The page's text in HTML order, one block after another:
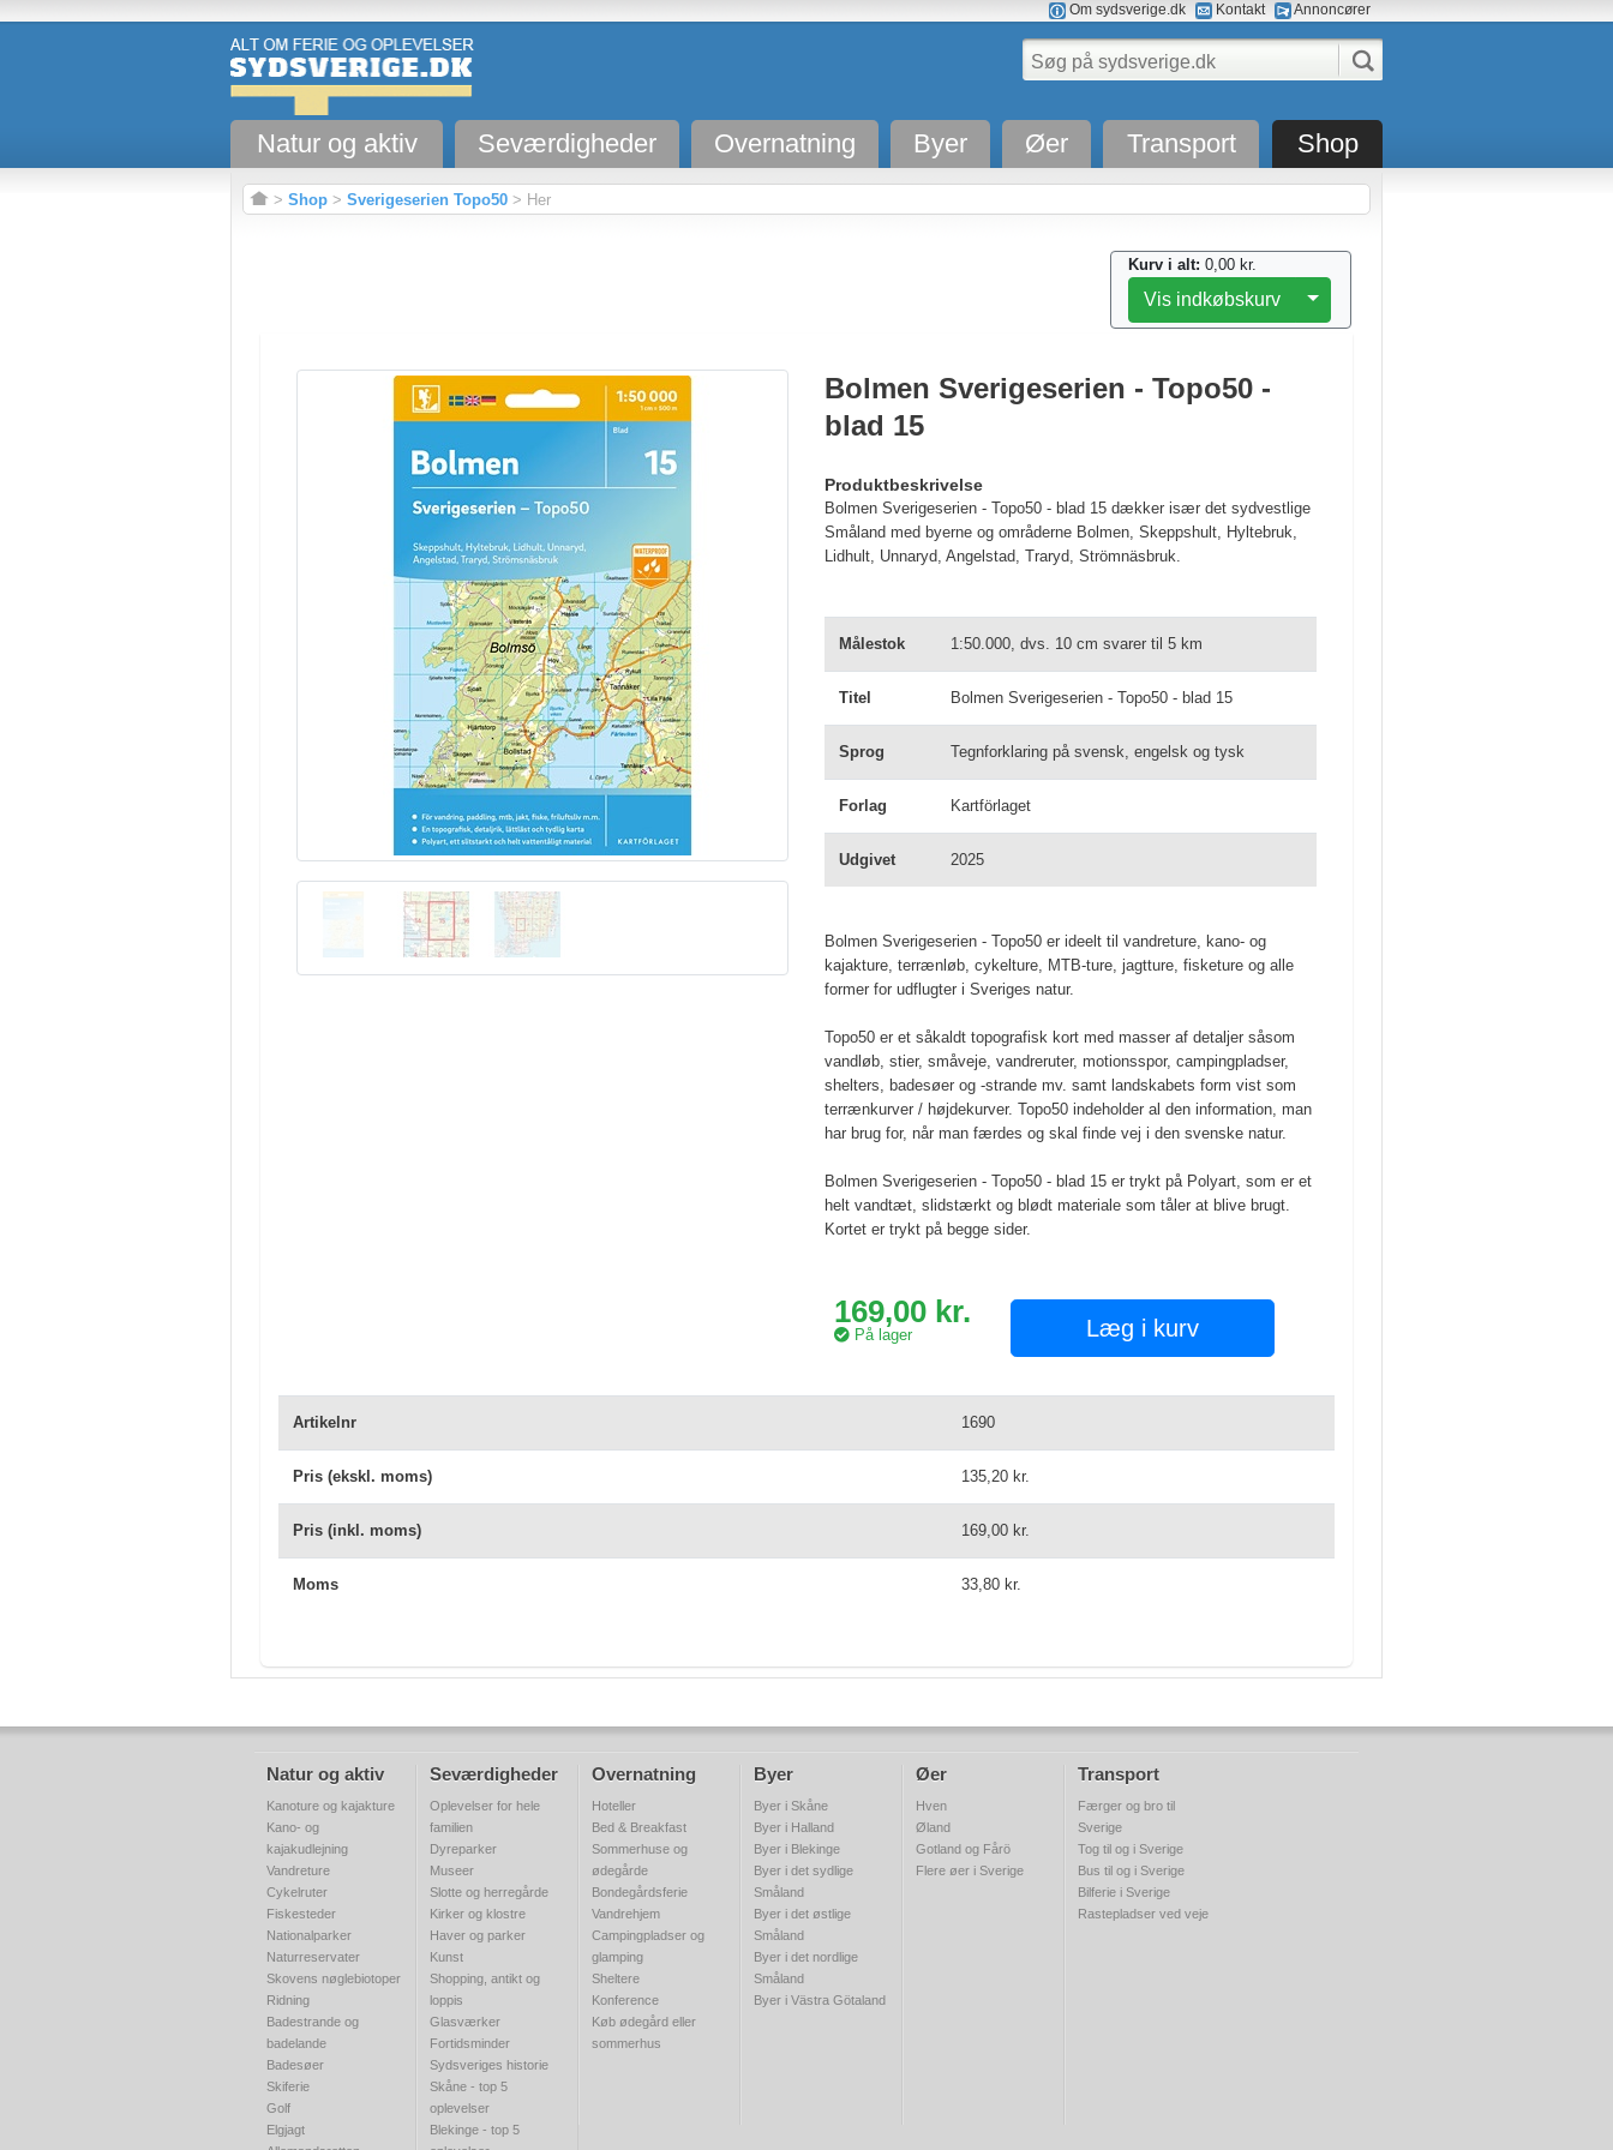
Om sydsverige.dk Kontakt Annoncører
Natur og aktiv Seværdigheder Overnatning Byer Øer Transport Shop
> Shop > Sverigeserien Topo50 > Her
Kurv i alt: 0,00 kr.
Vis indkøbskurv Toggle Dropdown
Bolmen Sverigeserien - Topo50 -
blad 15
Produktbeskrivelse
Bolmen Sverigeserien - Topo50 - blad 15 dækker især det sydvestlige
Småland med byerne og områderne Bolmen, Skeppshult, Hyltebruk,
Lidhult, Unnaryd, Angelstad, Traryd, Strömnäsbruk.
Målestok 1:50.000, dvs. 10 cm svarer til 5 km
Titel Bolmen Sverigeserien - Topo50 - blad 15
Sprog Tegnforklaring på svensk, engelsk og tysk
Forlag Kartförlaget
Udgivet 2025
Bolmen Sverigeserien - Topo50 er ideelt til vandreture, kano- og
kajakture, terrænløb, cykelture, MTB-ture, jagtture, fisketure og alle
former for udflugter i Sveriges natur.
Topo50 er et såkaldt topografisk kort med masser af detaljer såsom
vandløb, stier, småveje, vandreruter, motionsspor, campingpladser,
shelters, badesøer og -strande mv. samt landskabets form vist som
terrænkurver / højdekurver. Topo50 indeholder al den information, man
har brug for, når man færdes og skal finde vej i den svenske natur.
Bolmen Sverigeserien - Topo50 - blad 15 er trykt på Polyart, som er et
helt vandtæt, slidstærkt og blødt materiale som tåler at blive brugt.
Kortet er trykt på begge sider.
169,00 kr.
På lager Læg i kurv
Artikelnr 1690
Pris (ekskl. moms) 135,20 kr.
Pris (inkl. moms) 169,00 kr.
Moms 33,80 kr.
Natur og aktiv
Kanoture og kajakture
Kano- og
kajakudlejning
Vandreture
Cykelruter
Fiskesteder
Nationalparker
Naturreservater
Skovens nøglebiotoper
Ridning
Badestrande og
badelande
Badesøer
Skiferie
Golf
Elgjagt
Seværdigheder
Oplevelser for hele
familien
Dyreparker
Museer
Slotte og herregårde
Kirker og klostre
Haver og parker
Kunst
Shopping, antikt og
loppis
Glasværker
Fortidsminder
Sydsveriges historie
Skåne - top 5
oplevelser
Blekinge - top 5
Overnatning
Hoteller
Bed & Breakfast
Sommerhuse og
ødegårde
Bondegårdsferie
Vandrehjem
Campingpladser og
glamping
Sheltere
Konference
Køb ødegård eller
sommerhus
Byer
Byer i Skåne
Byer i Halland
Byer i Blekinge
Byer i det sydlige
Småland
Byer i det østlige
Småland
Byer i det nordlige
Småland
Byer i Västra Götaland
Øer
Hven
Øland
Gotland og Fårö
Flere øer i Sverige
Transport
Færger og bro til
Sverige
Tog til og i Sverige
Bus til og i Sverige
Bilferie i Sverige
Rastepladser ved veje